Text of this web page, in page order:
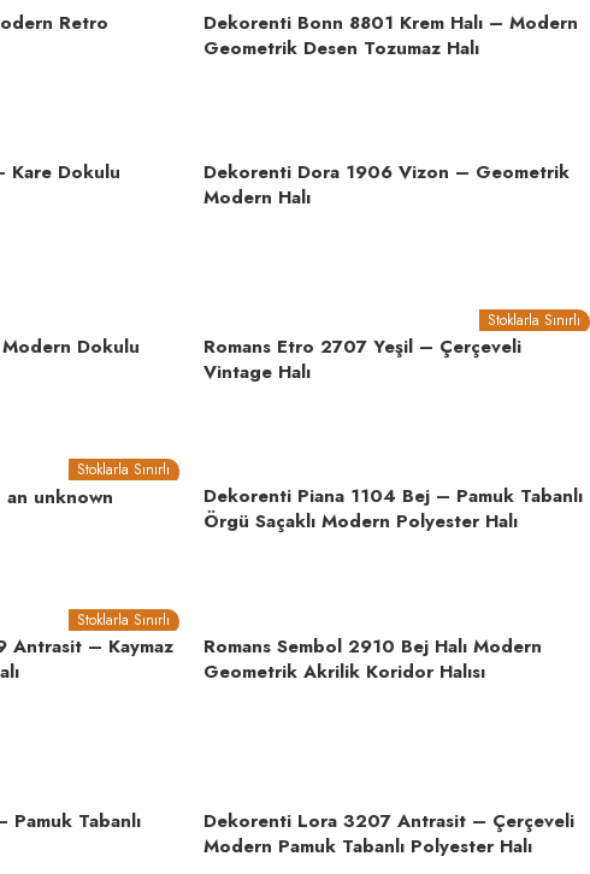
Retro
Dekorenti Bonn 8801 Krem Halı – Modern
Geometrik Desen Tozumaz Halı
Kare Dokulu
Dekorenti Dora 1906 Vizon – Geometrik
Modern Halı
Dokulu
Stoklarla Sınırlı
Romans Etro 2707 Yeşil – Çerçeveli
Vintage Halı
Stoklarla Sınırlı
unknown
Dekorenti Piana 1104 Bej – Pamuk Tabanlı
Örgü Saçaklı Modern Polyester Halı
Stoklarla Sınırlı
Antrasit – Kaymaz
Romans Sembol 2910 Bej Halı Modern
Geometrik Akrilik Koridor Halısı
Tabanlı
Dekorenti Lora 3207 Antrasit – Çerçeveli
Modern Pamuk Tabanlı Polyester Halı